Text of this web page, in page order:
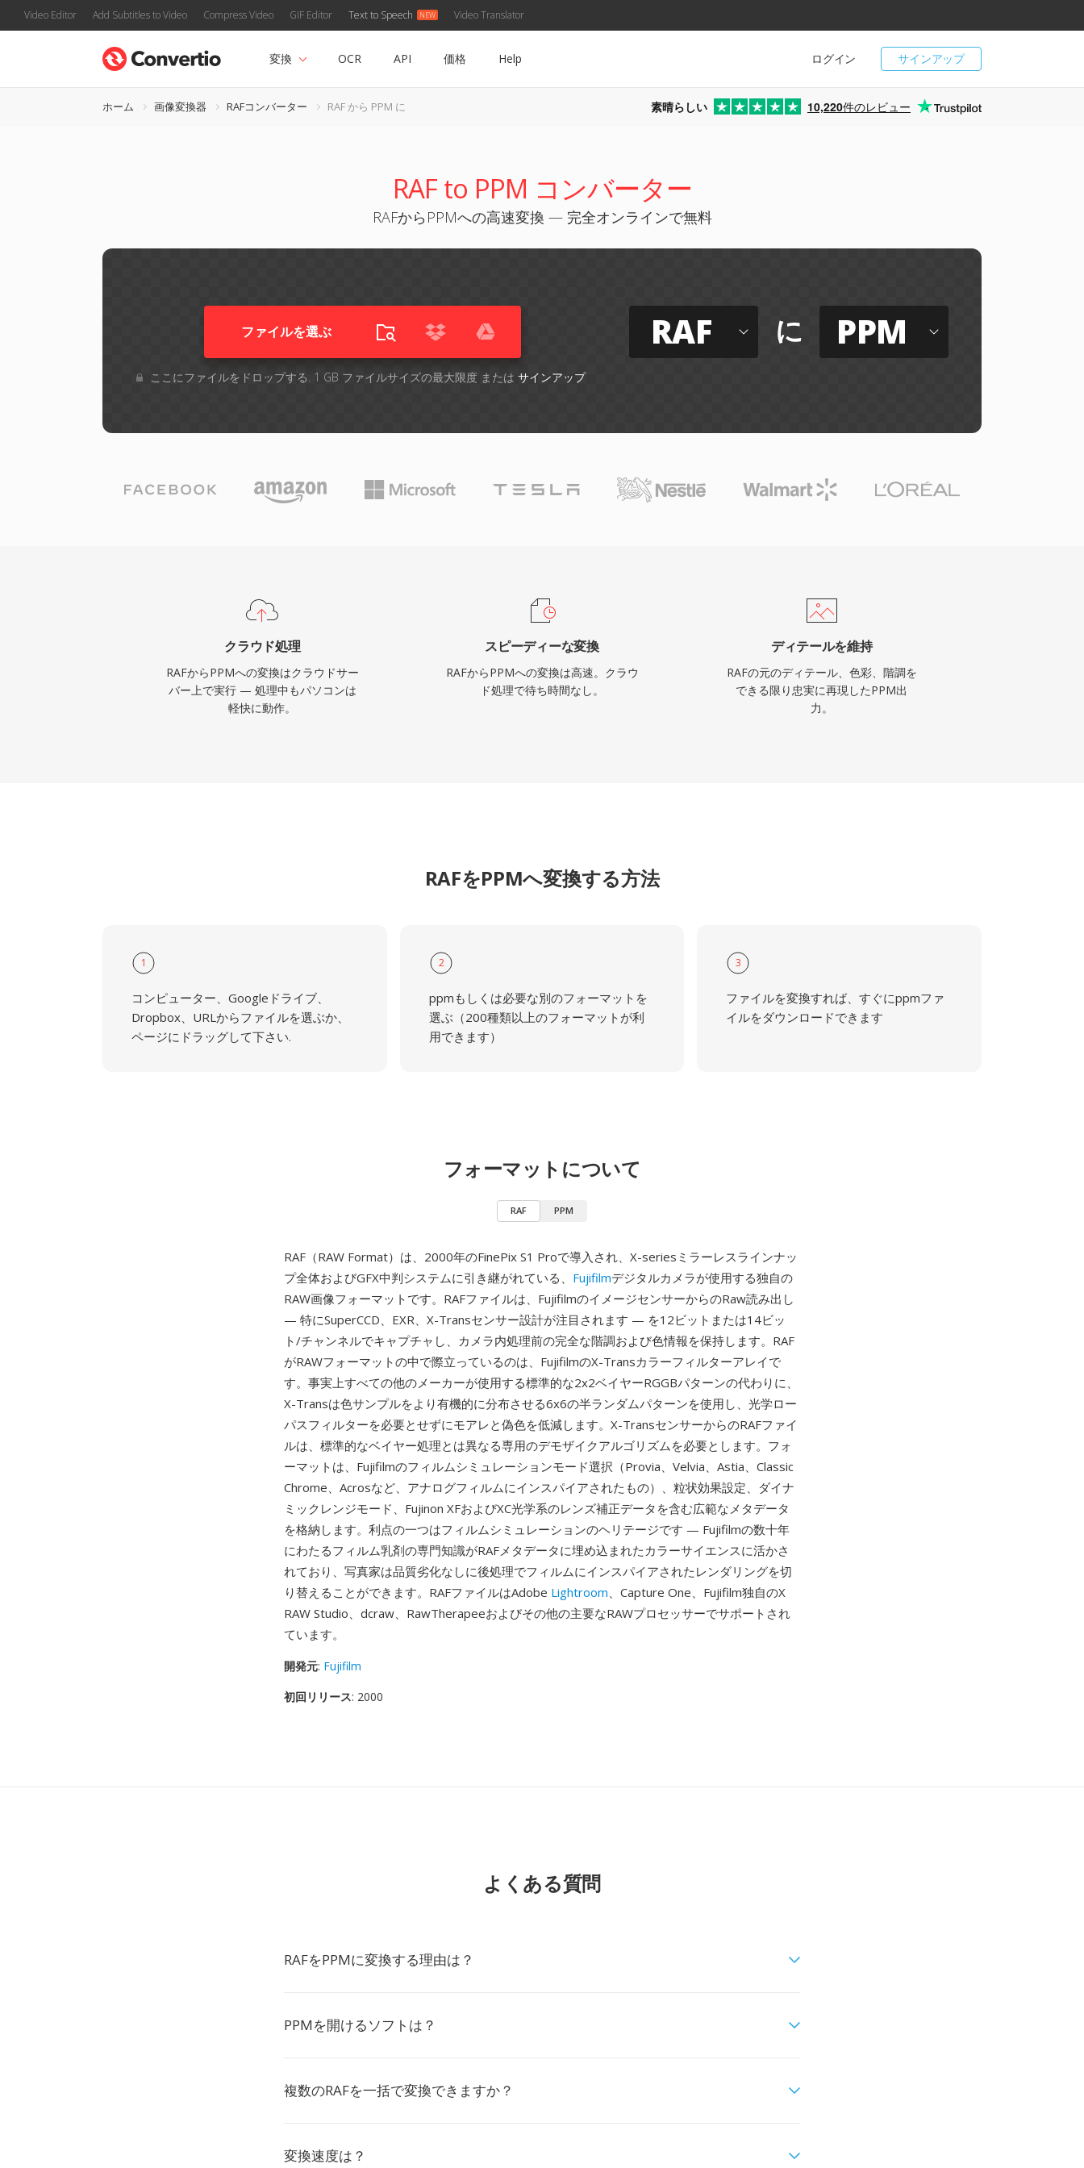
Video Editor Add Subtitles to Video Compress Video GIF Editor Text to Speech Video Translator
サインアップ
ログイン
変換 OCR API 価格 Help
ホーム 画像変換器 RAFコンバーター RAF から PPM に 素晴らしい 10,220件のレビュー
RAF to PPM コンバーター
RAFからPPMへの高速変換 — 完全オンラインで無料
ファイルを選ぶ
ここにファイルをドロップする. 1 GB ファイルサイズの最大限度 または サインアップ
RAF に PPM
クラウド処理
RAFからPPMへの変換はクラウドサー
バー上で実行 — 処理中もパソコンは
軽快に動作。
スピーディーな変換
RAFからPPMへの変換は高速。クラウ
ド処理で待ち時間なし。
ディテールを維持
RAFの元のディテール、色彩、階調を
できる限り忠実に再現したPPM出
力。
RAFをPPMへ変換する方法
1
コンピューター、Googleドライブ、
Dropbox、URLからファイルを選ぶか、
ページにドラッグして下さい.
2
ppmもしくは必要な別のフォーマットを
選ぶ（200種類以上のフォーマットが利
用できます）
3
ファイルを変換すれば、すぐにppmファ
イルをダウンロードできます
フォーマットについて
RAF PPM
RAF（RAW Format）は、2000年のFinePix S1 Proで導入され、X-seriesミラーレスラインナッ
プ全体およびGFX中判システムに引き継がれている、 Fujifilmデジタルカメラが使用する独自の
RAW画像フォーマットです。RAFファイルは、FujifilmのイメージセンサーからのRaw読み出し
— 特にSuperCCD、EXR、X-Transセンサー設計が注目されます — を12ビットまたは14ビッ
ト/チャンネルでキャプチャし、カメラ内処理前の完全な階調および色情報を保持します。RAF
がRAWフォーマットの中で際立っているのは、FujifilmのX-Transカラーフィルターアレイで
す。事実上すべての他のメーカーが使用する標準的な2x2ベイヤーRGGBパターンの代わりに、
X-Transは色サンプルをより有機的に分布させる6x6の半ランダムパターンを使用し、光学ロー
パスフィルターを必要とせずにモアレと偽色を低減します。X-TransセンサーからのRAFファイ
ルは、標準的なベイヤー処理とは異なる専用のデモザイクアルゴリズムを必要とします。フォ
ーマットは、Fujifilmのフィルムシミュレーションモード選択（Provia、Velvia、Astia、Classic
Chrome、Acrosなど、アナログフィルムにインスパイアされたもの）、粒状効果設定、ダイナ
ミックレンジモード、Fujinon XFおよびXC光学系のレンズ補正データを含む広範なメタデータ
を格納します。利点の一つはフィルムシミュレーションのヘリテージです — Fujifilmの数十年
にわたるフィルム乳剤の専門知識がRAFメタデータに埋め込まれたカラーサイエンスに活かさ
れており、写真家は品質劣化なしに後処理でフィルムにインスパイアされたレンダリングを切
り替えることができます。RAFファイルはAdobe Lightroom、Capture One、Fujifilm独自のX
RAW Studio、dcraw、RawTherapeeおよびその他の主要なRAWプロセッサーでサポートされ
ています。
開発元: Fujifilm
初回リリース: 2000
よくある質問
RAFをPPMに変換する理由は？
PPMを開けるソフトは？
複数のRAFを一括で変換できますか？
変換速度は？